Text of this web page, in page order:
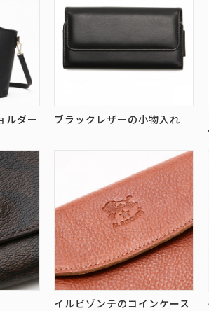
ルダー
ブラックレザーの小物入れ
イルビゾンテのコインケース